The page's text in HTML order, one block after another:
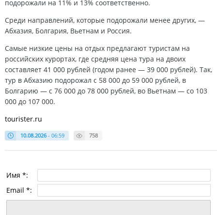
подорожали на 11% и 13% соответственно.
Среди направлений, которые подорожали менее других, —
Абхазия, Болгария, Вьетнам и Россия.
Самые низкие цены на отдых предлагают туристам на
российских курортах, где средняя цена тура на двоих
составляет 41 000 рублей (годом ранее — 39 000 рублей). Так,
тур в Абхазию подорожал с 58 000 до 59 000 рублей, в
Болгарию — с 76 000 до 78 000 рублей, во Вьетнам — со 103
000 до 107 000.
tourister.ru
10.08.2026- 06:59 758
Имя *:
Email *: